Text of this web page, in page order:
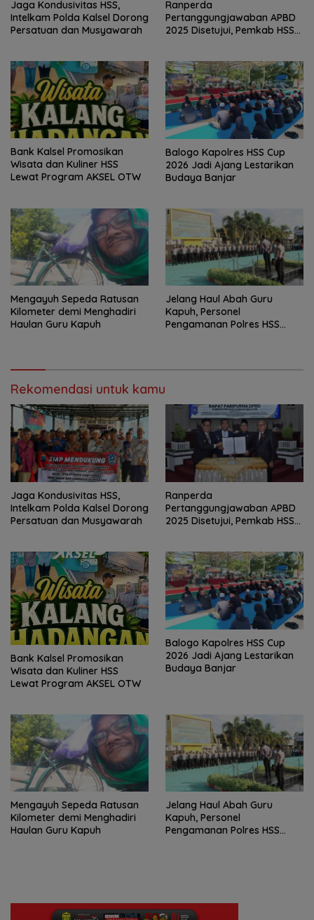
Jaga Kondusivitas HSS,
Intelkam Polda Kalsel Dorong
Persatuan dan Musyawarah
Ranperda
Pertanggungjawaban APBD
2025 Disetujui, Pemkab HSS
Bank Kalsel Promosikan
Wisata dan Kuliner HSS
Lewat Program AKSEL OTW
Balogo Kapolres HSS Cup
2026 Jadi Ajang Lestarikan
Budaya Banjar
Mengayuh Sepeda Ratusan
Kilometer demi Menghadiri
Haulan Guru Kapuh
Jelang Haul Abah Guru
Kapuh, Personel
Pengamanan Polres HSS
Rekomendasi untuk kamu
Jaga Kondusivitas HSS,
Intelkam Polda Kalsel Dorong
Persatuan dan Musyawarah
Ranperda
Pertanggungjawaban APBD
2025 Disetujui, Pemkab HSS
Bank Kalsel Promosikan
Wisata dan Kuliner HSS
Lewat Program AKSEL OTW
Balogo Kapolres HSS Cup
2026 Jadi Ajang Lestarikan
Budaya Banjar
Mengayuh Sepeda Ratusan
Kilometer demi Menghadiri
Haulan Guru Kapuh
Jelang Haul Abah Guru
Kapuh, Personel
Pengamanan Polres HSS